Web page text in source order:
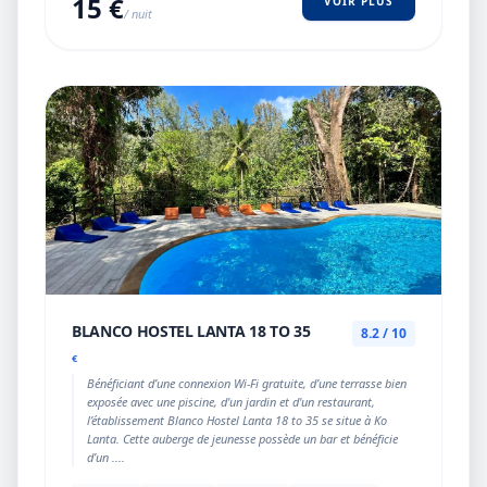
15 €/ nuit
BLANCO HOSTEL LANTA 18 TO 35
€
8.2 / 10
Bénéficiant d’une connexion Wi-Fi gratuite, d’une terrasse bien
exposée avec une piscine, d'un jardin et d'un restaurant,
l’établissement Blanco Hostel Lanta 18 to 35 se situe à Ko
Lanta. Cette auberge de jeunesse possède un bar et bénéficie
d’un ....